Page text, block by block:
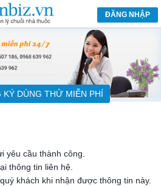
ĐĂNG NHẬP
KÝ DÙNG THỬ MIỄN PHÍ
yêu cầu thành công.
thông tin liên hệ.
khách khi nhận được thông tin này.